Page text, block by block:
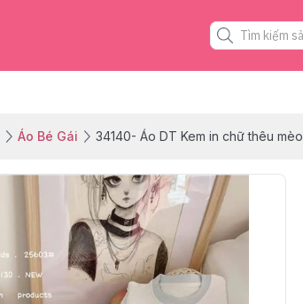
Áo Bé Gái 34140- Áo DT Kem in chữ thêu mèo